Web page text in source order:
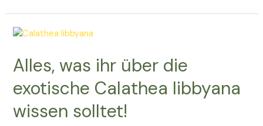
Schönheit
Calathea
Pflege
Tipps!
Alles, was ihr über die
exotische Calathea libbyana
wissen solltet!